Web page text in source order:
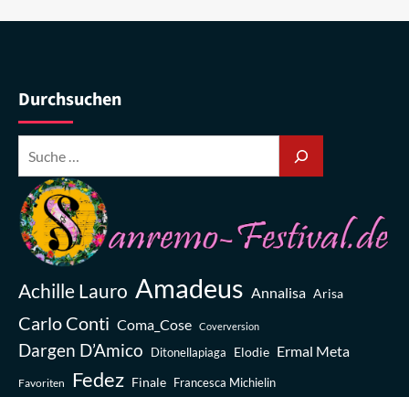
Durchsuchen
Achille Lauro Amadeus Annalisa Arisa
Carlo Conti Coma_Cose Coverversion
Dargen D’Amico Ditonellapiaga Elodie Ermal Meta
Favoriten Fedez Finale Francesca Michielin